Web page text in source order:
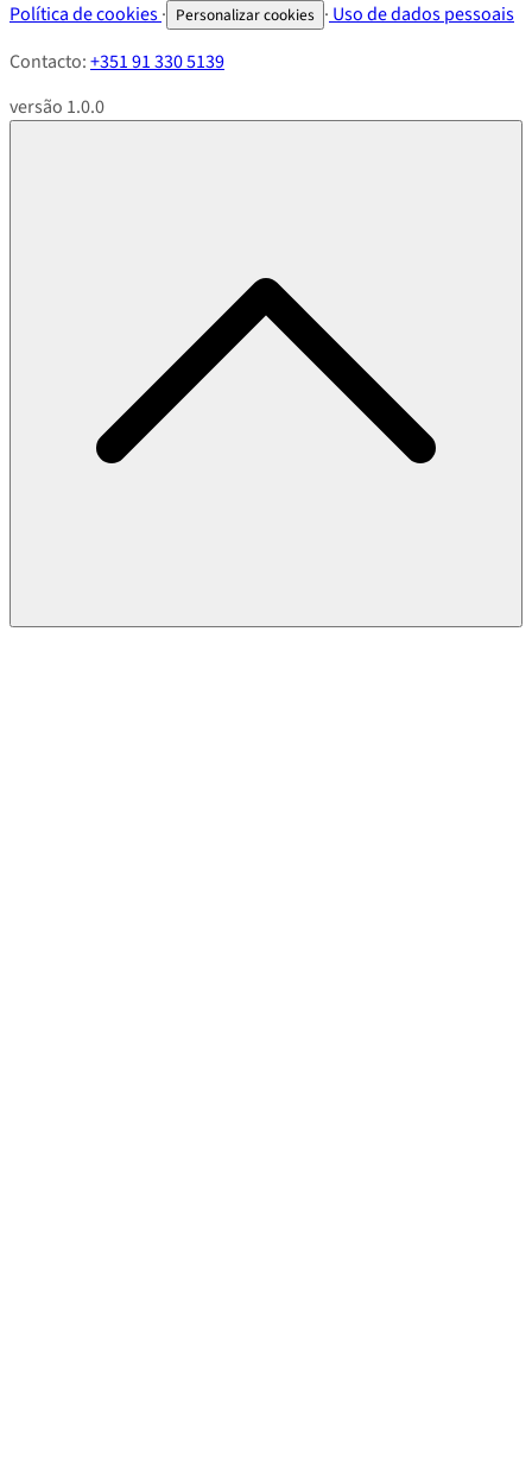
Política de cookies· Personalizar cookies · Uso de dados pessoais
Contacto:+351 91 330 5139
versão 1.0.0